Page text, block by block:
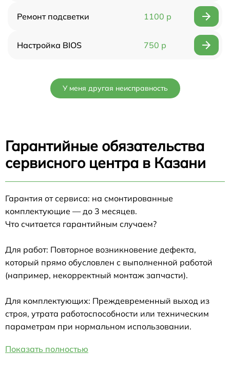
Ремонт подсветки 1100 р
Настройка BIOS 750 р
У меня другая неисправность
Гарантийные обязательства
сервисного центра в Казани
Гарантия от сервиса: на смонтированные
комплектующие — до 3 месяцев.
Что считается гарантийным случаем?
Для работ: Повторное возникновение дефекта,
который прямо обусловлен с выполненной работой
(например, некорректный монтаж запчасти).
Для комплектующих: Преждевременный выход из
строя, утрата работоспособности или техническим
параметрам при нормальном использовании.
Показать полностью